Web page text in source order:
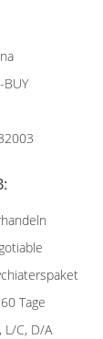
BUY
Tage
L/C, D/A